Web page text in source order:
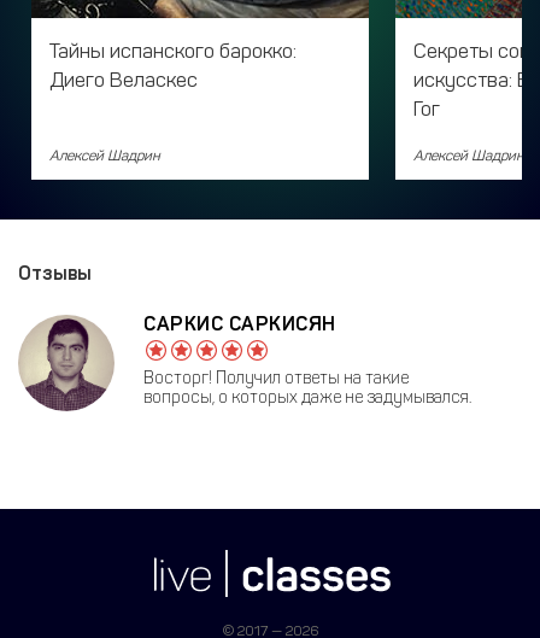
Тайны испанского барокко:
Диего Веласкес
Алексей Шадрин
Секреты
искусства:
Гог
Алексей Шадрин
Отзывы
САРКИС САРКИСЯН
Восторг! Получил ответы на такие
вопросы, о которых даже не задумывался.
© 2017 — 2026